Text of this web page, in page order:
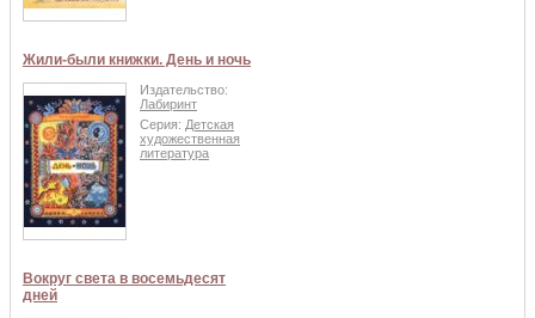
Жили-были книжки. День и ночь
Издательство:
Лабиринт
Серия: Детская
художественная
литература
Вокруг света в восемьдесят
дней